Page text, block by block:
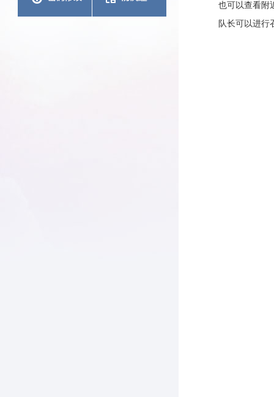
也可以查看附
队长可以进行